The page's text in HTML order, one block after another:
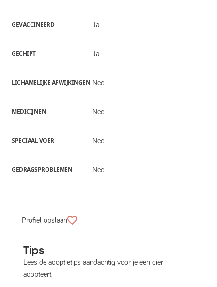
GEVACCINEERD Ja
GECHIPT Ja
LICHAMELIJKE AFWIJKINGEN Nee
MEDICIJNEN Nee
SPECIAAL VOER Nee
GEDRAGSPROBLEMEN Nee
Profiel opslaan
Tips
Lees de adoptietips aandachtig voor je een dier
adopteert.